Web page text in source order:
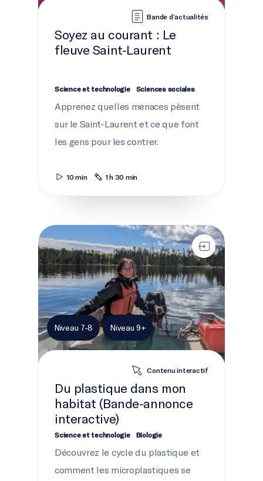
Bande d’actualités
Soyez au courant : Le
fleuve Saint-Laurent
Science et technologie Sciences sociales
Apprenez quelles menaces pèsent
sur le Saint-Laurent et ce que font
les gens pour les contrer.
10 min 1 h 30 min
Du plastique dans mon habitat (Bande-annonce
Niveau 7-8 Niveau 9+
Contenu interactif
Du plastique dans mon
habitat (Bande-annonce
interactive)
Science et technologie Biologie
Découvrez le cycle du plastique et
comment les microplastiques se